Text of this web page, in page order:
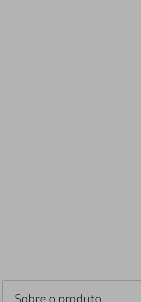
Sobre o produto